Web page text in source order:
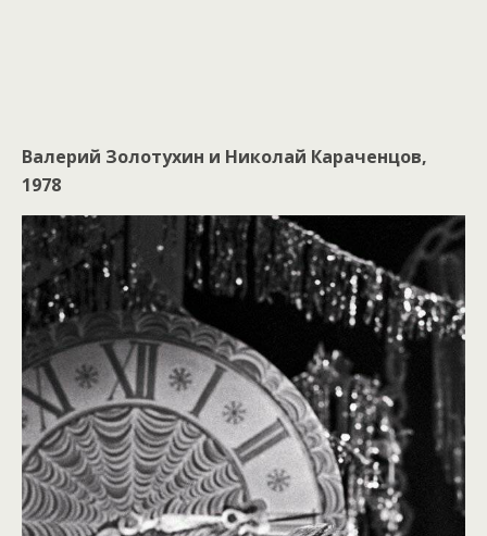
Валерий Золотухин и Николай Караченцов,
1978